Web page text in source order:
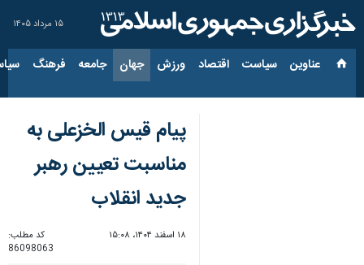
۱۵ مرداد ۱۴۰۵
عناوین‌ سیاست اقتصاد ورزش جهان جامعه فرهنگ
پیام قیس الخزعلی به
مناسبت تعیین رهبر
جدید انقلاب
۱۸ اسفند ۱۴۰۴، ۱۵:۰۸
کد مطلب:
86098063